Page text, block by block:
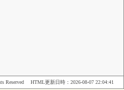
Reserved HTML更新日時： 2026-08-07 22:04:41